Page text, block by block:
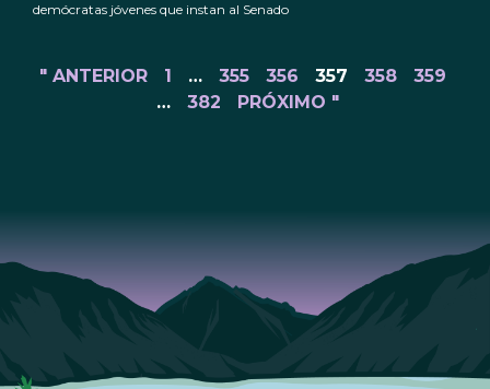
demócratas jóvenes que instan al Senado
" ANTERIOR 1 … 355 356 357 358
359
…
382 PRÓXIMO "